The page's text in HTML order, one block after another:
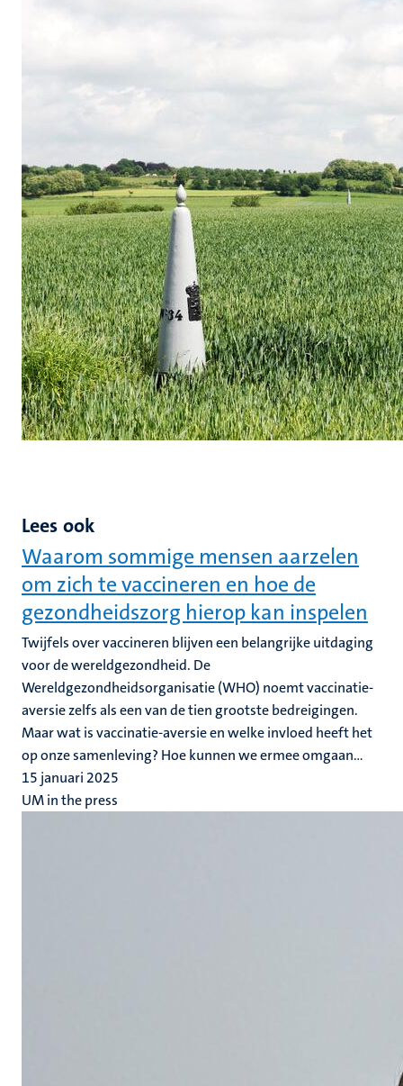
Lees ook
Waarom sommige mensen aarzelen
om zich te vaccineren en hoe de
gezondheidszorg hierop kan inspelen
Twijfels over vaccineren blijven een belangrijke uitdaging
voor de wereldgezondheid. De
Wereldgezondheidsorganisatie (WHO) noemt vaccinatie-
aversie zelfs als een van de tien grootste bedreigingen.
Maar wat is vaccinatie-aversie en welke invloed heeft het
op onze samenleving? Hoe kunnen we ermee omgaan...
15 januari 2025
UM in the press